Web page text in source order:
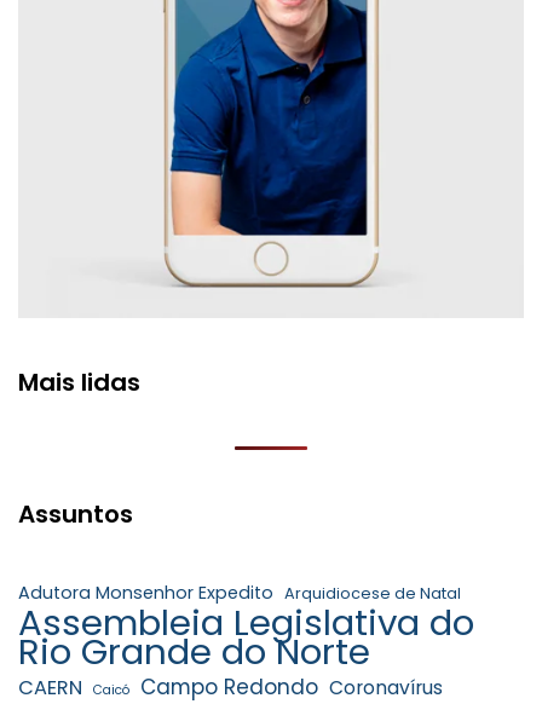
Mais lidas
Assuntos
Adutora Monsenhor Expedito Arquidiocese de Natal
Assembleia Legislativa do
Rio Grande do Norte
CAERN Caicó Campo Redondo Coronavírus